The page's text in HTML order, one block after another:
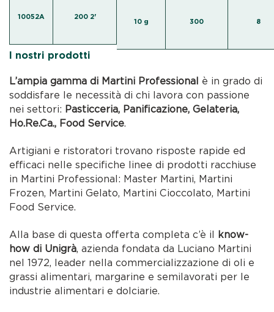
10052A 200 2'
10 g 300 8
I nostri prodotti
L’ampia gamma di Martini Professional è in grado di
soddisfare le necessità di chi lavora con passione
nei settori: Pasticceria, Panificazione, Gelateria,
Ho.Re.Ca., Food Service.
Artigiani e ristoratori trovano risposte rapide ed
efficaci nelle specifiche linee di prodotti racchiuse
in Martini Professional: Master Martini, Martini
Frozen, Martini Gelato, Martini Cioccolato, Martini
Food Service.
Alla base di questa offerta completa c’è il know-
how di Unigrà, azienda fondata da Luciano Martini
nel 1972, leader nella commercializzazione di oli e
grassi alimentari, margarine e semilavorati per le
industrie alimentari e dolciarie.